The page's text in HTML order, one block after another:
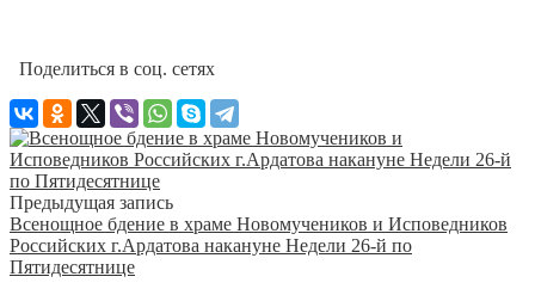
Поделиться в соц. сетях
Предыдущая запись
Всенощное бдение в храме Новомучеников и Исповедников
Российских г.Ардатова накануне Недели 26-й по
Пятидесятнице